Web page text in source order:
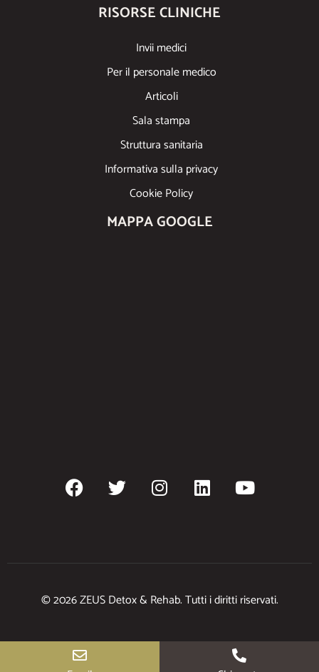
RISORSE CLINICHE
Invii medici
Per il personale medico
Articoli
Sala stampa
Struttura sanitaria
Informativa sulla privacy
Cookie Policy
MAPPA GOOGLE
© 2026 ZEUS Detox & Rehab. Tutti i diritti riservati.